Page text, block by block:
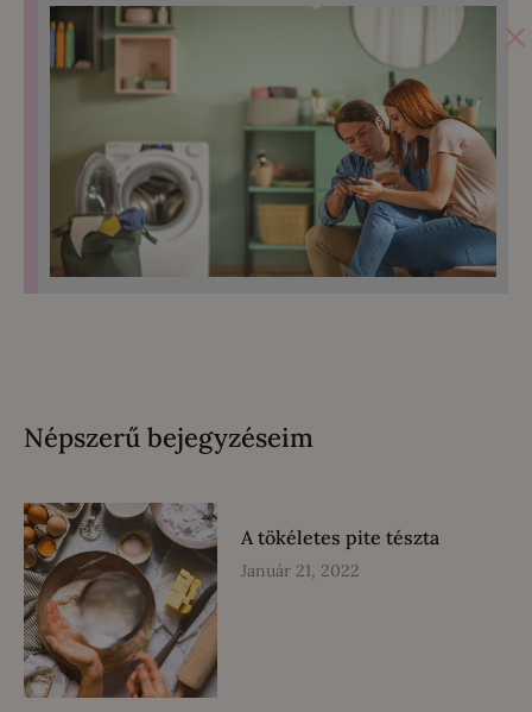
×
Népszerű bejegyzéseim
A tökéletes pite tészta
Január 21, 2022